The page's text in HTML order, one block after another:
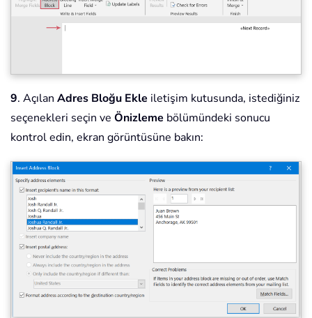
9. Açılan Adres Bloğu Ekle iletişim kutusunda, istediğiniz
seçenekleri seçin ve Önizleme bölümündeki sonucu
kontrol edin, ekran görüntüsüne bakın: